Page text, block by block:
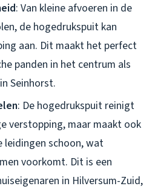
: Van kleine afvoeren in de
de hogedrukspuit kan
aan. Dit maakt het perfect
panden in het centrum als
Seinhorst.
: De hogedrukspuit reinigt
verstopping, maar maakt ook
leidingen schoon, wat
voorkomt. Dit is een
in Hilversum-Zuid,